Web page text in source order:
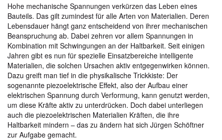
Hohe mechanische Spannungen verkürzen das Leben eines
Bauteils. Das gilt zumindest für alle Arten von Materialien. Deren
Lebensdauer hängt ganz entscheidend von ihrer mechanischen
Beanspruchung ab. Dabei zehren vor allem Spannungen in
Kombination mit Schwingungen an der Haltbarkeit. Seit einigen
Jahren gibt es nun für spezielle Einsatzbereiche intelligente
Materialien, die solchen Ursachen aktiv entgegenwirken können.
Dazu greift man tief in die physikalische Trickkiste: Der
sogenannte piezoelektrische Effekt, also der Aufbau einer
elektrischen Spannung durch Verformung, kann genutzt werden,
um diese Kräfte aktiv zu unterdrücken. Doch dabei unterliegen
auch die piezoelektrischen Materialien Kräften, die ihre
Haltbarkeit mindern – das zu ändern hat sich Jürgen Schöftner
zur Aufgabe gemacht.